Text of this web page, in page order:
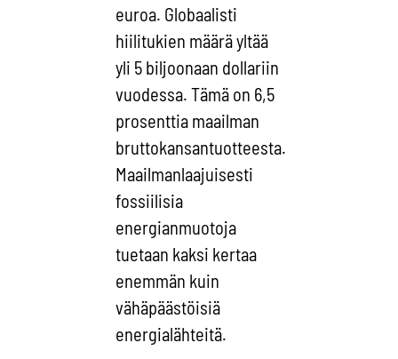
euroa. Globaalisti
hiilitukien määrä yltää
yli 5 biljoonaan dollariin
vuodessa. Tämä on 6,5
prosenttia maailman
bruttokansantuotteesta.
Maailmanlaajuisesti
fossiilisia
energianmuotoja
tuetaan kaksi kertaa
enemmän kuin
vähäpäästöisiä
energialähteitä.